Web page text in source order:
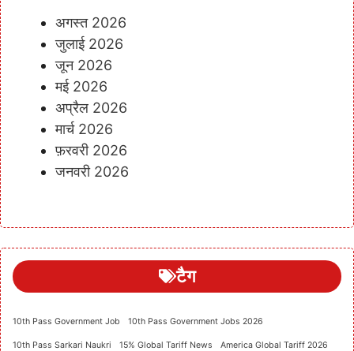
अगस्त 2026
जुलाई 2026
जून 2026
मई 2026
अप्रैल 2026
मार्च 2026
फ़रवरी 2026
जनवरी 2026
टैग
10th Pass Government Job 10th Pass Government Jobs 2026
10th Pass Sarkari Naukri 15% Global Tariff News America Global Tariff 2026